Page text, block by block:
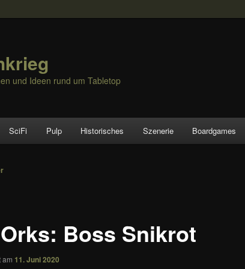
und Ideen rund um Tabletop
SciFi Pulp Historisches Szenerie Boardgames
Boss Snikrot
am 11. Juni 2020